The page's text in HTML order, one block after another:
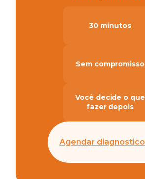
30 minutos
Sem compromisso
Você decide o que
fazer depois
Agendar diagnostico